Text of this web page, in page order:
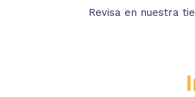
Revisa en nuestra